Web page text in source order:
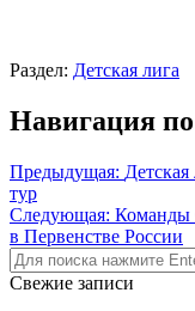
Раздел: Детская лига
Навигация
Предыдущая:
тур
Следующая: Команды
в Первенстве России
Свежие записи